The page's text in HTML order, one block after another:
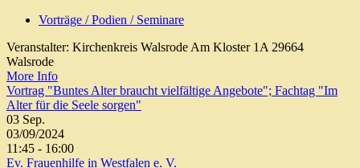
Vorträge / Podien / Seminare
Veranstalter: Kirchenkreis Walsrode Am Kloster 1A 29664
Walsrode
More Info
Vortrag "Buntes Alter braucht vielfältige Angebote"; Fachtag "Im
Alter für die Seele sorgen"
03 Sep.
03/09/2024
11:45 - 16:00
Ev. Frauenhilfe in Westfalen e. V.